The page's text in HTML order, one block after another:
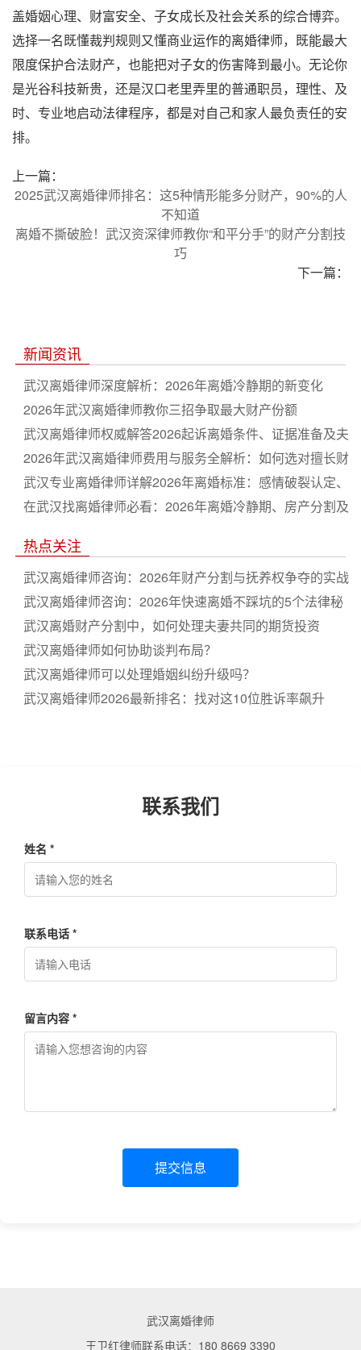
盖婚姻心理、财富安全、子女成长及社会关系的综合博弈。
选择一名既懂裁判规则又懂商业运作的离婚律师，既能最大
限度保护合法财产，也能把对子女的伤害降到最小。无论你
是光谷科技新贵，还是汉口老里弄里的普通职员，理性、及
时、专业地启动法律程序，都是对自己和家人最负责任的安
排。
上一篇：
2025武汉离婚律师排名：这5种情形能多分财产，90%的人
不知道
离婚不撕破脸！武汉资深律师教你“和平分手”的财产分割技
巧
下一篇：
新闻资讯
武汉离婚律师深度解析：2026年离婚冷静期的新变化
2026年武汉离婚律师教你三招争取最大财产份额
武汉离婚律师权威解答2026起诉离婚条件、证据准备及夫
妻共同财产分割要点
2026年武汉离婚律师费用与服务全解析：如何选对擅长财
产纠纷的本地律师
武汉专业离婚律师详解2026年离婚标准：感情破裂认定、
抚养权争夺与隐匿财产应对
在武汉找离婚律师必看：2026年离婚冷静期、房产分割及
热点关注
武汉离婚律师咨询：2026年财产分割与抚养权争夺的实战
指南与收费标准
武汉离婚律师咨询：2026年快速离婚不踩坑的5个法律秘
诀，财产分割这样谈才不亏！
武汉离婚财产分割中，如何处理夫妻共同的期货投资
武汉离婚律师如何协助谈判布局？
武汉离婚律师可以处理婚姻纠纷升级吗？
武汉离婚律师2026最新排名：找对这10位胜诉率飙升
联系我们
姓名 *
联系电话 *
留言内容 *
提交信息
武汉离婚律师
王卫红律师联系电话：180 8669 3390